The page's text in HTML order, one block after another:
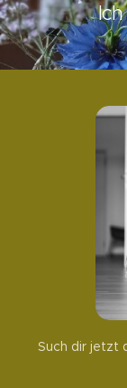
Such dir jetzt